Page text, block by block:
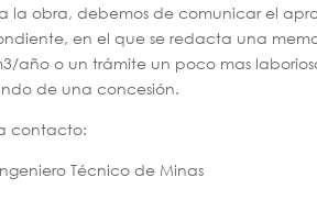
la obra, debemos de comunicar el
en el que se redacta una
año o un trámite un poco mas
de una concesión.
contacto:
Técnico de Minas